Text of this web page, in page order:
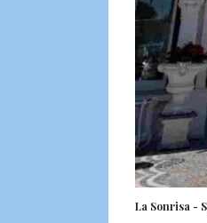
La Sonrisa -